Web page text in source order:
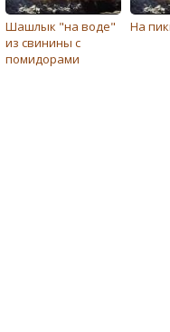
Шашлык "на воде"
из свинины с
помидорами
На